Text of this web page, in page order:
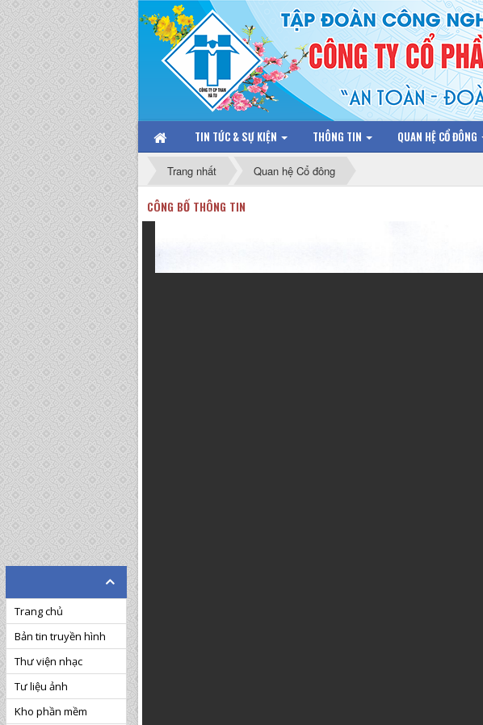
TIN TỨC & SỰ KIỆN THÔNG TIN QUAN HỆ CỔ ĐÔNG
Trang nhất Quan hệ Cổ đông
CÔNG BỐ THÔNG TIN
Trang chủ
Bản tin truyền hình
Thư viện nhạc
Tư liệu ảnh
Kho phần mềm